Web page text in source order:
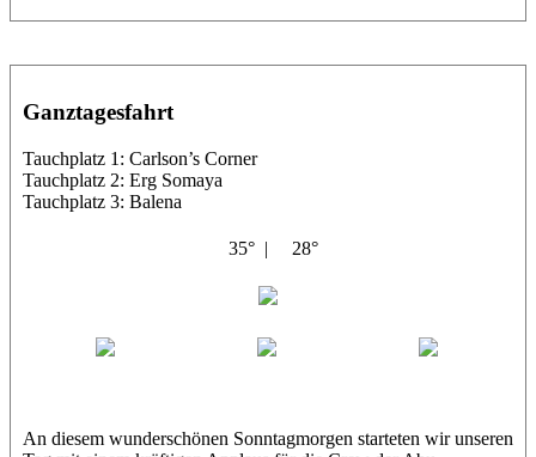
Ganztagesfahrt
Tauchplatz 1: Carlson’s Corner
Tauchplatz 2: Erg Somaya
Tauchplatz 3: Balena
35° | 28°
An diesem wunderschönen Sonntagmorgen starteten wir unseren